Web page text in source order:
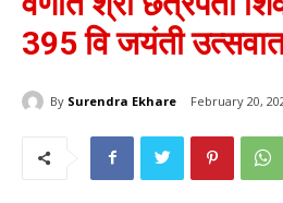
395 वि जयंती
By Surendra Ekhare February 20,